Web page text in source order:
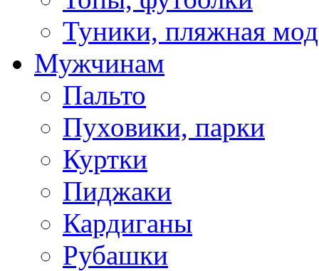
Туники, пляжная
Мужчинам
Пальто
Пуховики, парки
Куртки
Пиджаки
Кардиганы
Рубашки